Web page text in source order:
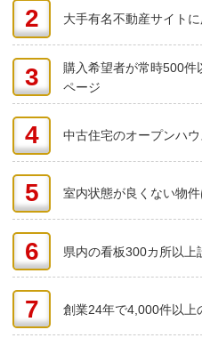
2 大手有名不動産サイト
3
購入希望者が常時500件
ページ
4 中古住宅のオープンハ
5 室内状態が良くない物
6 県内の看板300カ所以上
7 創業24年で4,000件以上